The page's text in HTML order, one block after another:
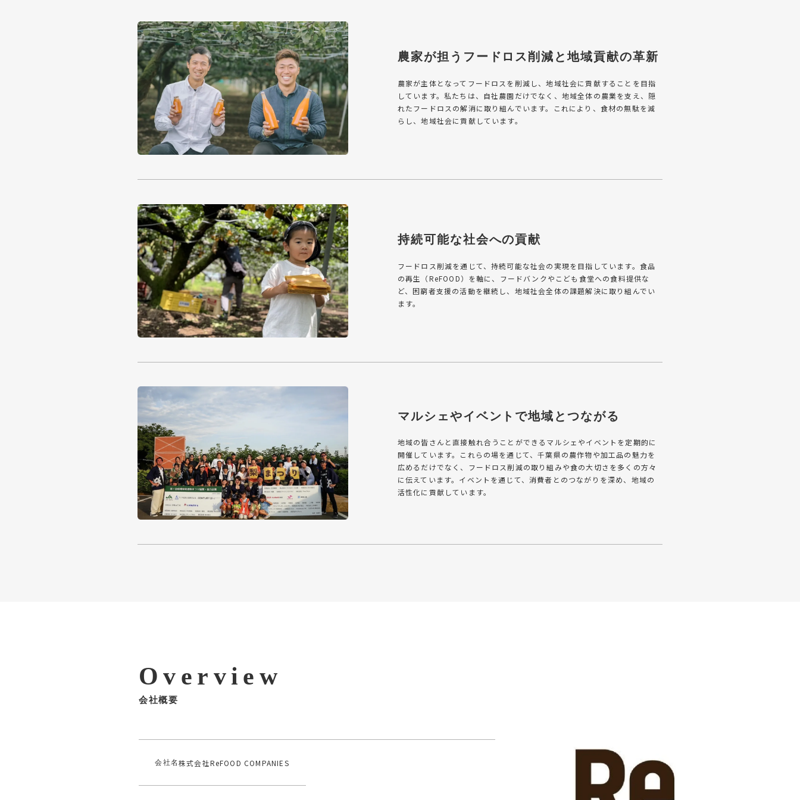
農家が担うフードロス削減と地域貢献の革新
農家が主体となってフードロスを削減し、地域社会に貢献することを目指
しています。私たちは、自社農園だけでなく、地域全体の農業を支え、隠
れたフードロスの解消に取り組んでいます。これにより、食材の無駄を減
らし、地域社会に貢献しています。
持続可能な社会への貢献
フードロス削減を通じて、持続可能な社会の実現を目指しています。食品
の再生（ReFOOD）を軸に、フードバンクやこども食堂への食料提供な
ど、困窮者支援の活動を継続し、地域社会全体の課題解決に取り組んでい
ます。
マルシェやイベントで地域とつながる
地域の皆さんと直接触れ合うことができるマルシェやイベントを定期的に
開催しています。これらの場を通じて、千葉県の農作物や加工品の魅力を
広めるだけでなく、フードロス削減の取り組みや食の大切さを多くの方々
に伝えています。イベントを通じて、消費者とのつながりを深め、地域の
活性化に貢献しています。
Overview
会社概要
会社名 株式会社ReFOOD COMPANIES